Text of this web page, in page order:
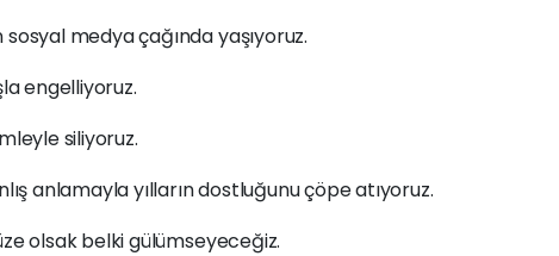
sosyal medya çağında yaşıyoruz.
engelliyoruz.
siliyoruz.
anlamayla yılların dostluğunu çöpe atıyoruz.
olsak belki gülümseyeceğiz.